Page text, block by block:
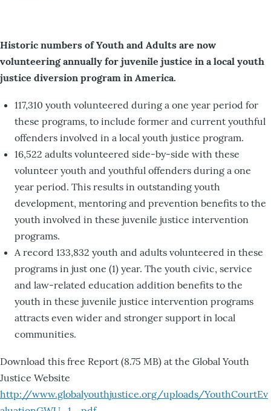
Historic numbers of Youth and Adults are now
volunteering annually for juvenile justice in a local youth
justice diversion program in America.
117,310 youth volunteered during a one year period for
these programs, to include former and current youthful
offenders involved in a local youth justice program.
16,522 adults volunteered side-by-side with these
volunteer youth and youthful offenders during a one
year period. This results in outstanding youth
development, mentoring and prevention benefits to the
youth involved in these juvenile justice intervention
programs.
A record 133,832 youth and adults volunteered in these
programs in just one (1) year. The youth civic, service
and law-related education addition benefits to the
youth in these juvenile justice intervention programs
attracts even wider and stronger support in local
communities.
Download this free Report (8.75 MB) at the Global Youth
Justice Website
http://www.globalyouthjustice.org/uploads/YouthCourtEv